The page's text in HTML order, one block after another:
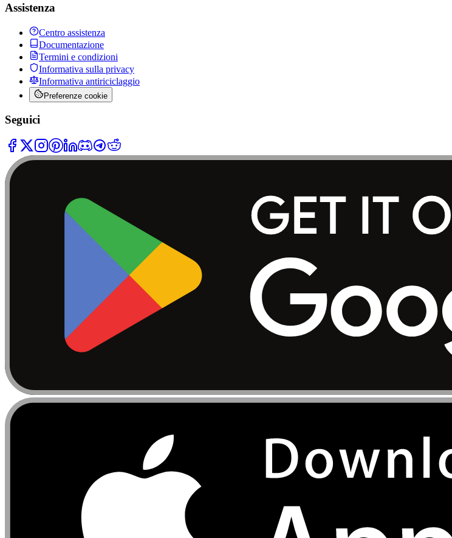
Assistenza
Centro assistenza
Documentazione
Termini e condizioni
Informativa sulla privacy
Informativa antiriciclaggio
Preferenze cookie
Seguici